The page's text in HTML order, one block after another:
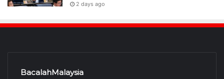
2 days ago
BacalahMalaysia